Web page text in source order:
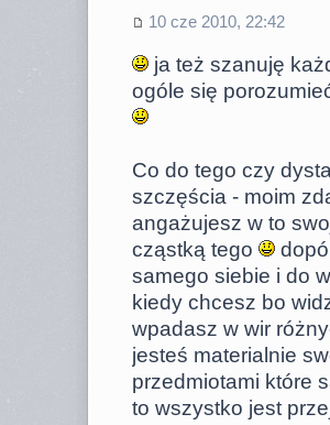
10 cze 2010, 22:42
ja też szanuję
ogóle się
Co do tego czy
szczęścia - moim
angażujesz w to
cząstką tego
samego siebie i do
kiedy chcesz bo
wpadasz w wir
jesteś materialnie
przedmiotami które
to wszystko jest